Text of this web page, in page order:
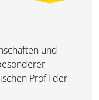
und
Profil der